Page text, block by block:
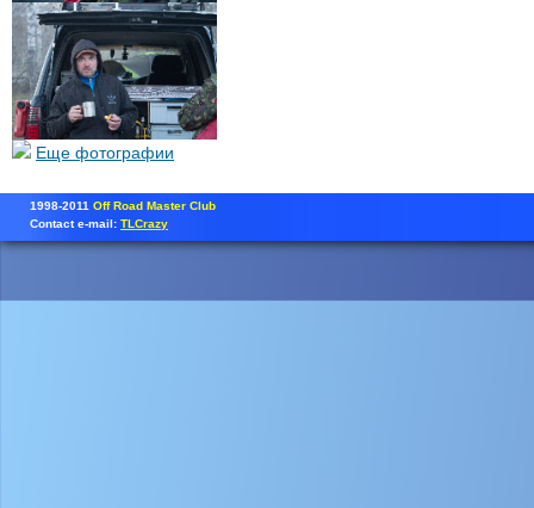
Еще фотографии
1998-2011 Off Road Master Club
Contact e-mail: TLCrazy